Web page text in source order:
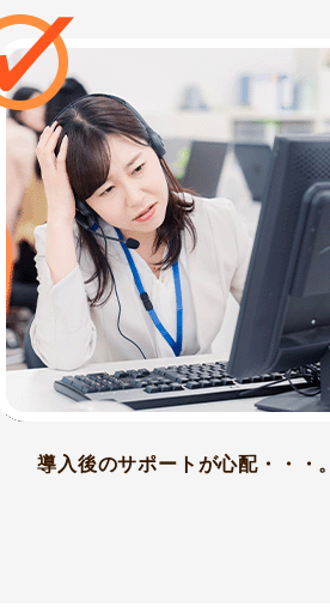
導入後のサポートが心配・・・。